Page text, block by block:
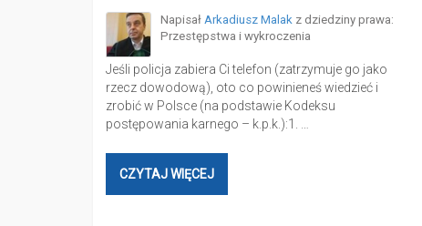
Napisał Arkadiusz Malak z dziedziny prawa:
Przestępstwa i wykroczenia
Jeśli policja zabiera Ci telefon (zatrzymuje go jako
rzecz dowodową), oto co powinieneś wiedzieć i
zrobić w Polsce (na podstawie Kodeksu
postępowania karnego – k.p.k.):1. …
CZYTAJ WIĘCEJ